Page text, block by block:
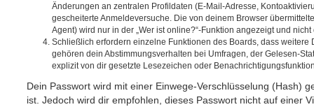
Änderungen an zentralen Profildaten (E-Mail-Adresse,
gescheiterte Anmeldeversuche. Die von deinem Browser
Agent) wird nur in der „Wer ist online?“-Funktion angezeigt und
Schließlich erfordern einzelne Funktionen des Boards, dass weitere
gehören dein Abstimmungsverhalten bei Umfragen, der Gelesen-
explizit von dir gesetzte Lesezeichen oder
Dein Passwort wird mit einer Einwege-Verschlüsselung (Hash)
ist. Jedoch wird dir empfohlen, dieses Passwort nicht auf einer